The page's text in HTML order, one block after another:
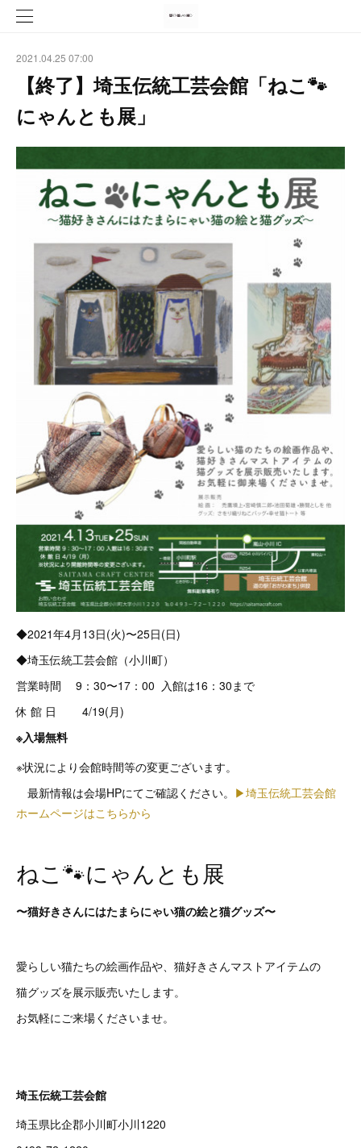
2021.04.25 07:00
【終了】埼玉伝統工芸会館「ねこ🐾
にゃんとも展」
◆2021年4月13日(火)〜25日(日)
◆埼玉伝統工芸会館（小川町）
営業時間 9：30〜17：00 入館は16：30まで
休 館 日 4/19(月)
※入場無料
※状況により会館時間等の変更ございます。
最新情報は会場HPにてご確認ください。 ▶︎埼玉伝統工芸会館
ホームページはこちらから
ねこ🐾にゃんとも展
〜猫好きさんにはたまらにゃい猫の絵と猫グッズ〜
愛らしい猫たちの絵画作品や、猫好きさんマストアイテムの
猫グッズを展示販売いたします。
お気軽にご来場くださいませ。
埼玉伝統工芸会館
埼玉県比企郡小川町小川1220